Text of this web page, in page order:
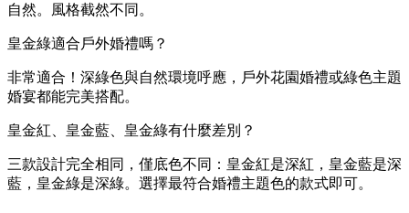
自然。風格截然不同。
皇金綠適合戶外婚禮嗎？
非常適合！深綠色與自然環境呼應，戶外花園婚禮或綠色主題
婚宴都能完美搭配。
皇金紅、皇金藍、皇金綠有什麼差別？
三款設計完全相同，僅底色不同：皇金紅是深紅，皇金藍是深
藍，皇金綠是深綠。選擇最符合婚禮主題色的款式即可。